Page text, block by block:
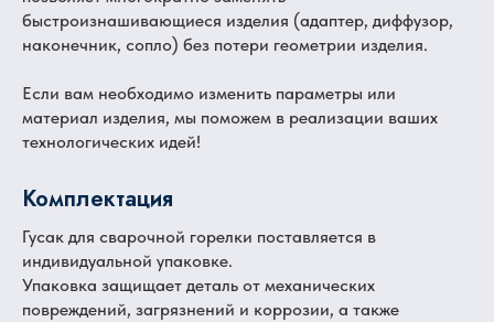
быстроизнашивающиеся изделия (адаптер, диффузор,
наконечник, сопло) без потери геометрии изделия.
Если вам необходимо изменить параметры или
материал изделия, мы поможем в реализации ваших
технологических идей!
Комплектация
Гусак для сварочной горелки поставляется в
индивидуальной упаковке.
Упаковка защищает деталь от механических
повреждений, загрязнений и коррозии, а также